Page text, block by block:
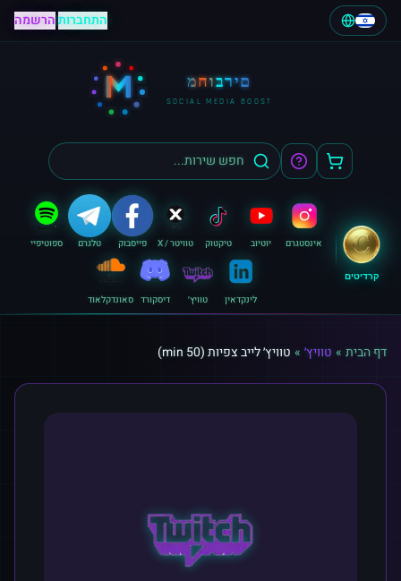
התחברות|הרשמה
M מחוברים
SOCIAL MEDIA BOOST
קרדיטים
אינסטגרם יוטיוב טיקטוק טוויטר / X פייסבוק טלגרם ספוטיפיי
לינקדאין טוויץ׳ דיסקורד סאונדקלאוד
דף הבית » טוויץ׳ » טוויץ׳ לייב צפיות (50 min)